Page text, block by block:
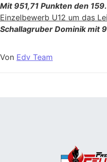
Mit 951,71 Punkten den
Einzelbewerb U12 um das
Schallagruber Dominik mit
Von Edv Team